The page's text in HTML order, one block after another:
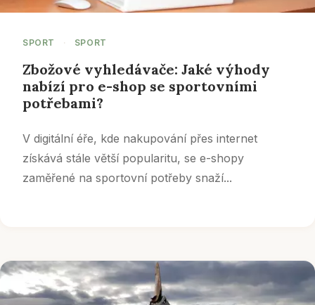
SPORT · SPORT
Zbožové vyhledávače: Jaké výhody
nabízí pro e-shop se sportovními
potřebami?
V digitální éře, kde nakupování přes internet
získává stále větší popularitu, se e-shopy
zaměřené na sportovní potřeby snaží...